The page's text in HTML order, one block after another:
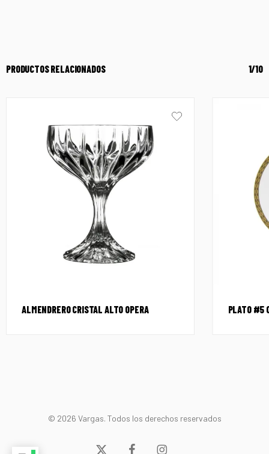
PRODUCTOS RELACIONADOS 1/10
ALMENDRERO CRISTAL ALTO OPERA PLATO #5
© 2026 Vargas. Todos los derechos reservados
x- facebookinstagram